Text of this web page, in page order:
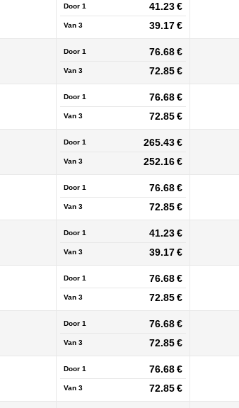
Door 1 41.23 €
Van 3 39.17 €
Door 1 76.68 €
Van 3 72.85 €
Door 1 76.68 €
Van 3 72.85 €
Door 1 265.43 €
Van 3 252.16 €
Door 1 76.68 €
Van 3 72.85 €
Door 1 41.23 €
Van 3 39.17 €
Door 1 76.68 €
Van 3 72.85 €
Door 1 76.68 €
Van 3 72.85 €
Door 1 76.68 €
Van 3 72.85 €